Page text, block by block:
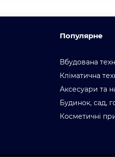
Популярне
Вбудована
Кліматична
Аксесуари та
Будинок, сад,
Косметичні